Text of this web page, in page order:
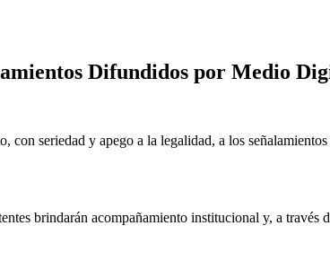
Difundidos por Medio
seriedad y apego a la legalidad, a los
brindarán acompañamiento institucional y, a